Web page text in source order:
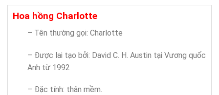
Hoa hồng Charlotte
– Tên thường gọi: Charlotte
– Được lai tạo bởi: David C. H. Austin tại Vương quốc
Anh từ 1992
– Đặc tính: thân mềm.